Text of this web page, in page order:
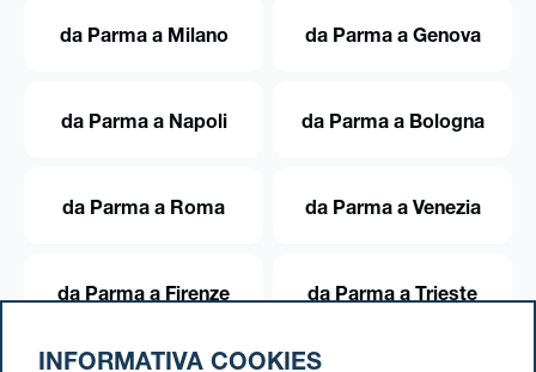
da Parma a Milano da Parma a Genova
da Parma a Napoli da Parma a Bologna
da Parma a Roma da Parma a Venezia
da Parma a Firenze da Parma a Trieste
INFORMATIVA COOKIES